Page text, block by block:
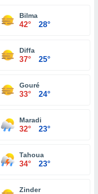
Bilma
42° 28°
Diffa
37° 25°
Gouré
33° 24°
Maradi
32° 23°
Tahoua
34° 23°
Zinder